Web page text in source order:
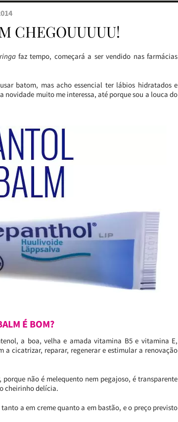
CHEGOUUUUU!
faz tempo, começará a ser vendido nas farmácias
batom, mas acho essencial ter lábios hidratados e
novidade muito me interessa, até porque sou a louca do
É BOM?
a boa, velha e amada vitamina B5 e vitamina E,
cicatrizar, reparar, regenerar e estimular a renovação
não é melequento nem pegajoso, é transparente
cheirinho delícia.
a em creme quanto a em bastão, e o preço previsto